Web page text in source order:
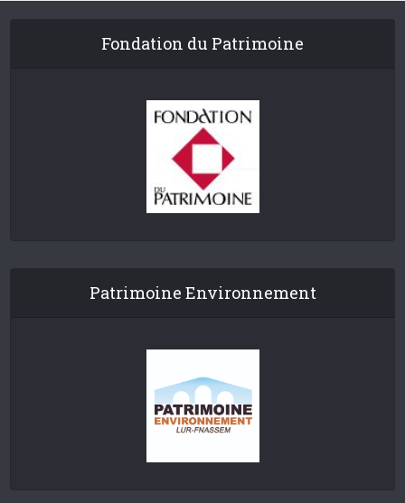
Fondation du Patrimoine
Patrimoine Environnement